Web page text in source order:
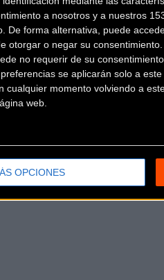
a nosotros y a nuestros
De forma alternativa, puede
otorgar o negar su consentimiento.
no requerir de su
se aplicarán solo a
cualquier momento volviendo a
web.
OPCIONES
tuyo!